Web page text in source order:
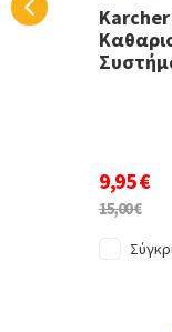
Karcher
9,95 €
15,00 €